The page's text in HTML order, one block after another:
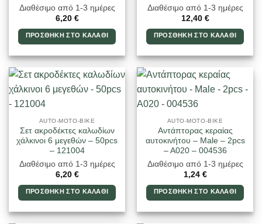
Διαθέσιμο από 1-3 ημέρες
6,20 €
ΠΡΟΣΘΉΚΗ ΣΤΟ ΚΑΛΆΘΙ
Διαθέσιμο από 1-3 ημέρες
12,40 €
ΠΡΟΣΘΉΚΗ ΣΤΟ ΚΑΛΆΘΙ
AUTO-MOTO-BIKE
Σετ ακροδέκτες καλωδίων
χάλκινοι 6 μεγεθών – 50pcs
– 121004
Διαθέσιμο από 1-3 ημέρες
6,20 €
ΠΡΟΣΘΉΚΗ ΣΤΟ ΚΑΛΆΘΙ
AUTO-MOTO-BIKE
Αντάπτορας κεραίας
αυτοκινήτου – Male – 2pcs
– A020 – 004536
Διαθέσιμο από 1-3 ημέρες
1,24 €
ΠΡΟΣΘΉΚΗ ΣΤΟ ΚΑΛΆΘΙ